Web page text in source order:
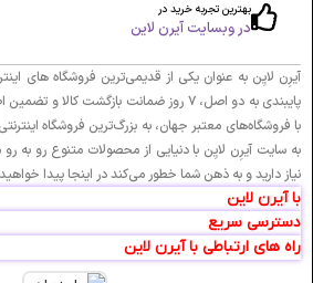
بهترین تجربه خرید در
در وبسایت آیرن لاین
آیرِن لایِن به عنوان یکی از قدیمی‌ترین فروشگاه های
پایبندی به دو اصل، ۷ روز ضمانت بازگشت
با فروشگاه‌های معتبر جهان، به بزرگ‌ترین فروشگاه
به سایت آیرِن لایِن با دنیایی از محصولات متنوع رو به
نیاز دارید و به ذهن شما خطور می‌کند در اینجا پیدا
با آیرن لاین
دسترسی سریع
راه های ارتباطی با آیرن لاین